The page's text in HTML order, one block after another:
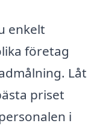
enkelt
företag
Låt
priset
i